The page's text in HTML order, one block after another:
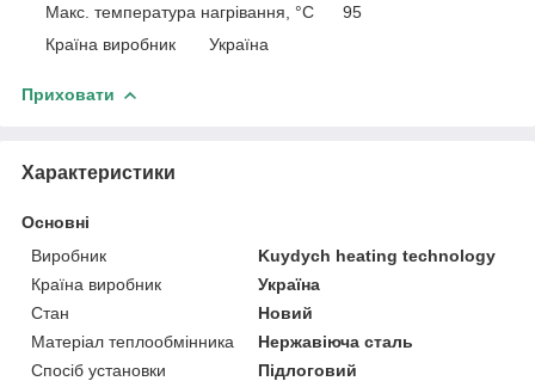
Макс. температура нагрівання, °C 95
Країна виробник Україна
Приховати
Характеристики
Основні
Виробник
Kuydych heating technology
Країна виробник
Україна
Стан
Новий
Матеріал теплообмінника
Нержавіюча сталь
Спосіб установки
Підлоговий